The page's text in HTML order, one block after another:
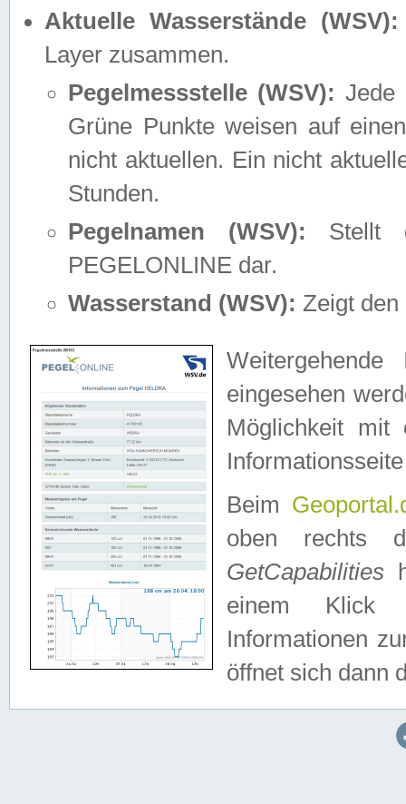
Aktuelle Wasserstände (WSV):
Layer zusammen.
Pegelmessstelle (WSV): Jede
Grüne Punkte weisen auf
nicht aktuellen. Ein nicht
Stunden.
Pegelnamen (WSV): Stellt
PEGELONLINE dar.
Wasserstand (WSV): Zeigt den
eingesehen
Möglichkeit mit
Beim
oben rechts
GetCapabilities
einem Klick
Informationen
öffnet sich dann